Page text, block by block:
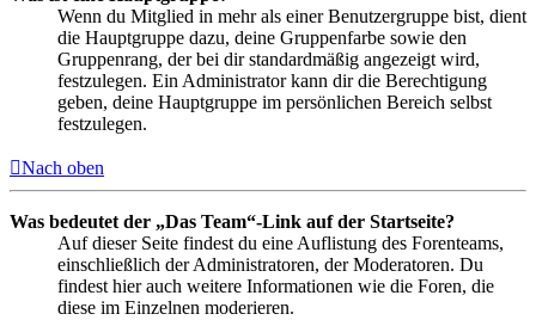
Wenn du Mitglied in mehr als einer Benutzergruppe bist, dient
die Hauptgruppe dazu, deine Gruppenfarbe sowie den
Gruppenrang, der bei dir standardmäßig angezeigt wird,
festzulegen. Ein Administrator kann dir die Berechtigung
geben, deine Hauptgruppe im persönlichen Bereich selbst
festzulegen.
Nach oben
Was bedeutet der „Das Team“-Link auf der Startseite?
Auf dieser Seite findest du eine Auflistung des Forenteams,
einschließlich der Administratoren, der Moderatoren. Du
findest hier auch weitere Informationen wie die Foren, die
diese im Einzelnen moderieren.